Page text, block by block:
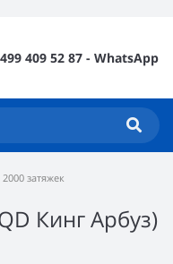
409 52 87 - WhatsApp
затяжек
Кинг Арбуз)